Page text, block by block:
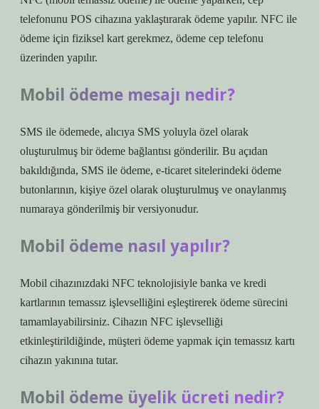
telefonunu POS cihazına yaklaştırarak ödeme yapılır. NFC ile
ödeme için fiziksel kart gerekmez, ödeme cep telefonu
üzerinden yapılır.
Mobil ödeme mesajı nedir?
SMS ile ödemede, alıcıya SMS yoluyla özel olarak
oluşturulmuş bir ödeme bağlantısı gönderilir. Bu açıdan
bakıldığında, SMS ile ödeme, e-ticaret sitelerindeki ödeme
butonlarının, kişiye özel olarak oluşturulmuş ve onaylanmış
numaraya gönderilmiş bir versiyonudur.
Mobil ödeme nasıl yapılır?
Mobil cihazınızdaki NFC teknolojisiyle banka ve kredi
kartlarının temassız işlevselliğini eşleştirerek ödeme sürecini
tamamlayabilirsiniz. Cihazın NFC işlevselliği
etkinleştirildiğinde, müşteri ödeme yapmak için temassız kartı
cihazın yakınına tutar.
Mobil ödeme üyelik ücreti nedir?